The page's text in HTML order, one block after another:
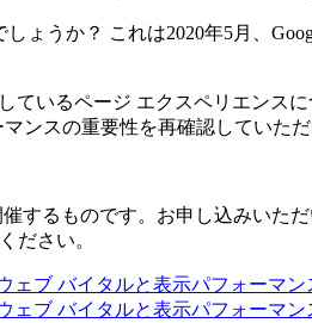
ょうか？ これは2020年5月、
いるページ エクスペリエンス
ンスの重要性を再確認していただ
するものです。お申し込みいた
ださい。
ブ バイタルと表示パフォーマン
ブ バイタルと表示パフォーマン